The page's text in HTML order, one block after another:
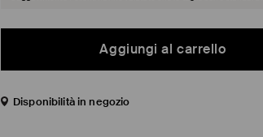
Aggiungi al carrello
Disponibilità in negozio